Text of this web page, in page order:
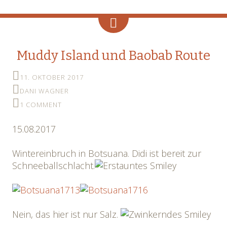
Muddy Island und Baobab Route
11. OKTOBER 2017
DANI WAGNER
1 COMMENT
15.08.2017
Wintereinbruch in Botsuana. Didi ist bereit zur
Schneeballschlacht.
Nein, das hier ist nur Salz.